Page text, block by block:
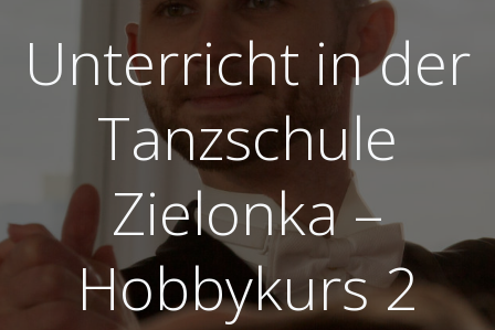
Unterricht in der
Tanzschule
Zielonka –
Hobbykurs 2